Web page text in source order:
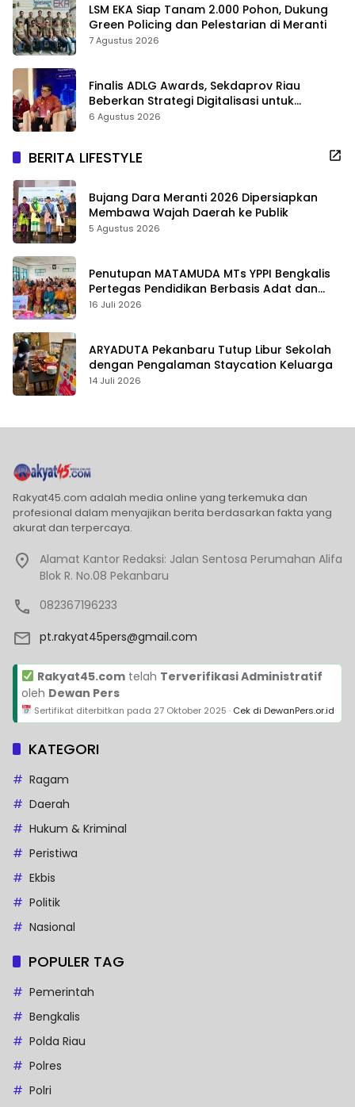
LSM EKA Siap Tanam 2.000 Pohon, Dukung
Green Policing dan Pelestarian di Meranti
7 Agustus 2026
Finalis ADLG Awards, Sekdaprov Riau
Beberkan Strategi Digitalisasi untuk
Tingkatkan Layanan Publik
6 Agustus 2026
BERITA LIFESTYLE
Bujang Dara Meranti 2026 Dipersiapkan
Membawa Wajah Daerah ke Publik
5 Agustus 2026
Penutupan MATAMUDA MTs YPPI Bengkalis
Pertegas Pendidikan Berbasis Adat dan
Karakter
16 Juli 2026
ARYADUTA Pekanbaru Tutup Libur Sekolah
dengan Pengalaman Staycation Keluarga
14 Juli 2026
Rakyat45.com adalah media online yang terkemuka dan
profesional dalam menyajikan berita berdasarkan fakta yang
akurat dan terpercaya.
Alamat Kantor Redaksi: Jalan Sentosa Perumahan Alifa
Blok R. No.08 Pekanbaru
082367196233
pt.rakyat45pers@gmail.com
Rakyat45.comtelah Terverifikasi Administratif
oleh Dewan Pers
Sertifikat diterbitkan pada 27 Oktober 2025 · Cek di DewanPers.or.id
KATEGORI
Ragam
Daerah
Hukum & Kriminal
Peristiwa
Ekbis
Politik
Nasional
POPULER TAG
Pemerintah
Bengkalis
Polda Riau
Polres
Polri